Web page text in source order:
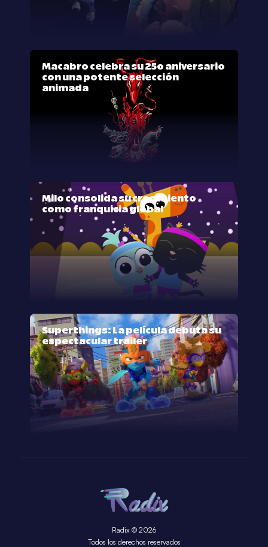
Macabro celebra su 25º aniversario
con una potente selección
animada
Milo consolida su crecimiento
como franquicia global
Superthings: La película debuta su
espectacular trailer
Radix © 2026
Todos los derechos reservados